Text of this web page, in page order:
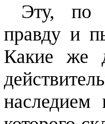
Эту, по
правду и
Какие же
наследием